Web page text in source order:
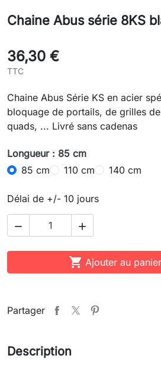
Chaine Abus série 8KS
36,30 €
TTC
Chaine Abus Série KS en acier
bloquage de portails, de grilles
quads, ... Livré sans cadenas
Longueur : 85 cm
85 cm
110 cm 140 cm
Délai de +/- 10 jours
 
 Ajouter au panier
Partager
Description